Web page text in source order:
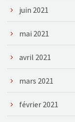
juin 2021
mai 2021
avril 2021
mars 2021
février 2021